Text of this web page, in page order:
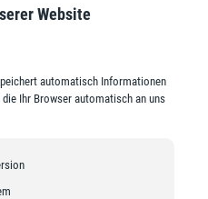
Website
automatisch Informationen
Ihr Browser automatisch an uns